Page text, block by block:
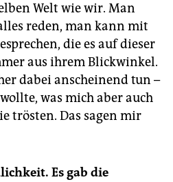
Welt wie wir. Man
reden, man kann mit
die es auf dieser
aus ihrem Blickwinkel.
dabei anscheinend tun –
was mich aber auch
trösten. Das sagen mir
Es gab die